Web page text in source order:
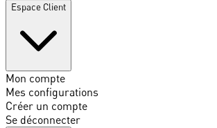
Espace Client
Mon compte
Mes configurations
Créer un compte
Se déconnecter